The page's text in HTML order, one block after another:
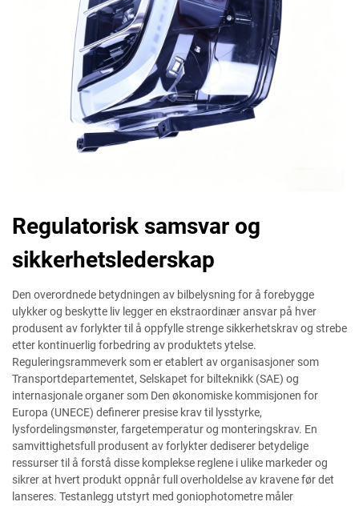
Regulatorisk samsvar og
sikkerhetslederskap
Den overordnede betydningen av bilbelysning for å forebygge
ulykker og beskytte liv legger en ekstraordinær ansvar på hver
produsent av forlykter til å oppfylle strenge sikkerhetskrav og strebe
etter kontinuerlig forbedring av produktets ytelse.
Reguleringsrammeverk som er etablert av organisasjoner som
Transportdepartementet, Selskapet for bilteknikk (SAE) og
internasjonale organer som Den økonomiske kommisjonen for
Europa (UNECE) definerer presise krav til lysstyrke,
lysfordelingsmønster, fargetemperatur og monteringskrav. En
samvittighetsfull produsent av forlykter dediserer betydelige
ressurser til å forstå disse komplekse reglene i ulike markeder og
sikrer at hvert produkt oppnår full overholdelse av kravene før det
lanseres. Testanlegg utstyrt med goniophotometre måler